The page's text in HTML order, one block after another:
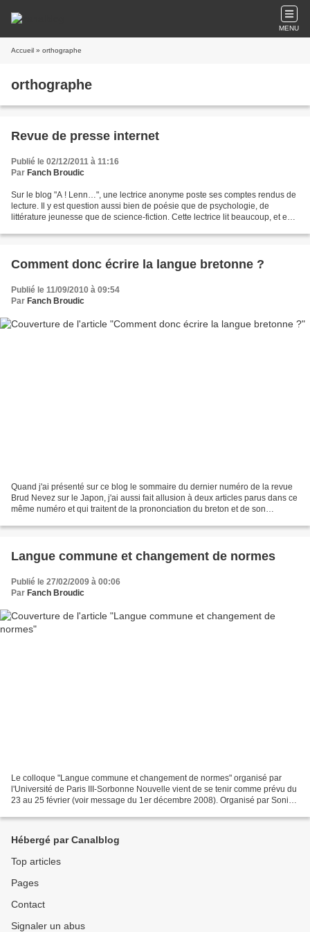
MENU
Accueil » orthographe
orthographe
Revue de presse internet
Publié le 02/12/2011 à 11:16
Par Fanch Broudic
Sur le blog "A ! Lenn…", une lectrice anonyme poste ses comptes rendus de
lecture. Il y est question aussi bien de poésie que de psychologie, de
littérature jeunesse que de science-fiction. Cette lectrice lit beaucoup, et en
Comment donc écrire la langue bretonne ?
Publié le 11/09/2010 à 09:54
Par Fanch Broudic
Quand j'ai présenté sur ce blog le sommaire du dernier numéro de la revue
Brud Nevez sur le Japon, j'ai aussi fait allusion à deux articles parus dans ce
même numéro et qui traitent de la prononciation du breton et de son
Langue commune et changement de normes
Publié le 27/02/2009 à 00:06
Par Fanch Broudic
Le colloque "Langue commune et changement de normes" organisé par
l'Université de Paris III-Sorbonne Nouvelle vient de se tenir comme prévu du
23 au 25 février (voir message du 1er décembre 2008). Organisé par Sonia
Hébergé par Canalblog
Top articles
Pages
Contact
Signaler un abus